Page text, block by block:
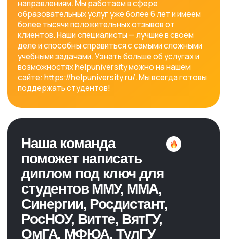
МЕНЮ
О нас
Стоимость
Отзывы
Бонусы
УСЛУГИ
Поступление в ВУЗ
Практика в организации
КОНТАКТЫ
+7 (993) 371-39-57